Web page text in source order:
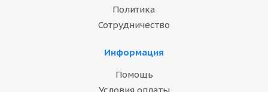
Политика
Сотрудничество
Информация
Помощь